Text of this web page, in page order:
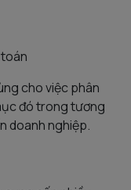
cho việc phân
đó trong tương
doanh nghiệp.